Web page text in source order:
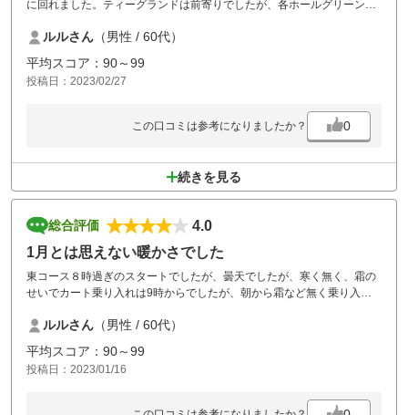
に回れました。ティーグランドは前寄りでしたが、各ホールグリーンの
き、統一されたねかな？種類豊富で美味しかったです。
ルルさん （男性 / 60代）
平均スコア：90～99
投稿日：2023/02/27
この口コミは参考になりましたか？ 0
続きを見る
総合評価
4.0
1月とは思えない暖かさでした
東コース８時過ぎのスタートでしたが、曇天でしたが、寒く無く、霜の
せいでカート乗り入れは9時からでしたが、朝から霜など無く乗り入れ
感じ楽しかったです。
お昼ごはんは石焼き麻婆豆腐を頂きました。最後まで熱々で美味しかっ
たです。
随分と空いておりラウンドもスムーズで、13時30分前には上がりまし
ルルさん （男性 / 60代）
平均スコア：90～99
投稿日：2023/01/16